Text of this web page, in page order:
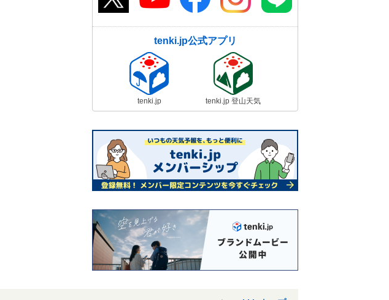
tenki.jp公式アプリ
tenki.jp tenki.jp 登山天気